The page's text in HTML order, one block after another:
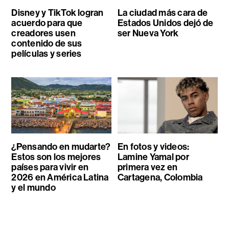
Disney y TikTok logran
acuerdo para que
creadores usen
contenido de sus
películas y series
La ciudad más cara de
Estados Unidos dejó de
ser Nueva York
¿Pensando en mudarte?
Estos son los mejores
países para vivir en
2026 en América Latina
y el mundo
En fotos y videos:
Lamine Yamal por
primera vez en
Cartagena, Colombia